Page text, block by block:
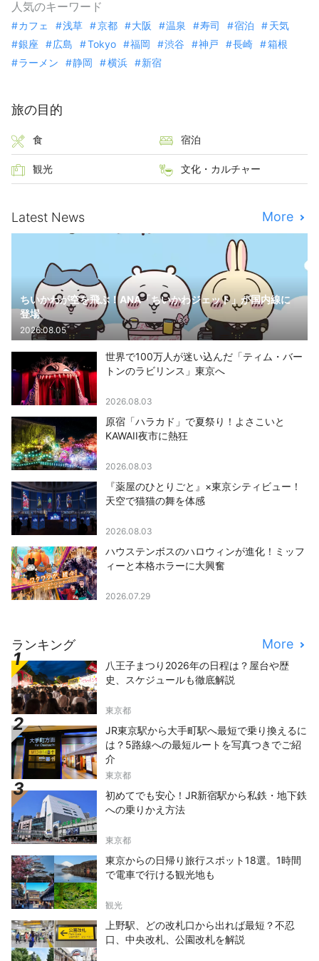
人気のキーワード
カフェ 浅草 京都 大阪 温泉 寿司 宿泊
天気
銀座
広島 Tokyo 福岡 渋谷 神戸 長崎
箱根
ラーメン
静岡 横浜 新宿
旅の目的
食 宿泊
観光 文化・カルチャー
Latest News More
ちいかわが空を飛ぶ！ANA「ちいかわジェット」が国内線に
登場
2026.08.05
世界で100万人が迷い込んだ「ティム・バー
トンのラビリンス」東京へ
2026.08.03
原宿「ハラカド」で夏祭り！よさこいと
KAWAII夜市に熱狂
2026.08.03
『薬屋のひとりごと』×東京シティビュー！
天空で猫猫の舞を体感
2026.08.03
ハウステンボスのハロウィンが進化！ミッフ
ィーと本格ホラーに大興奮
2026.07.29
ランキング More
八王子まつり2026年の日程は？屋台や歴
史、スケジュールも徹底解説
東京都
JR東京駅から大手町駅へ最短で乗り換えるに
は？5路線への最短ルートを写真つきでご紹
介
東京都
初めてでも安心！JR新宿駅から私鉄・地下鉄
への乗りかえ方法
東京都
東京からの日帰り旅行スポット18選。1時間
で電車で行ける観光地も
観光
上野駅、どの改札口から出れば最短？不忍
口、中央改札、公園改札を解説